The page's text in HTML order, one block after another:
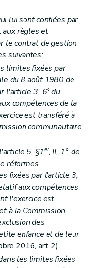
soins aux personnes prostituées
Conditions
Procédure.
des personnes en difficultés sociales
et missions
général
lui sont confiées par
aux règles et
le contrat de gestion
suivantes:
limites fixées par
du 8 août 1980 de
l'article 3, 6° du
compétences de la
est transféré à
communautaire
5, §1er, II, 1°, de
réformes
fixées par l'article 3,
aux compétences
l'exercice est
à la Commission
des
enfance et de leur
2016, art. 2)
les limites fixées